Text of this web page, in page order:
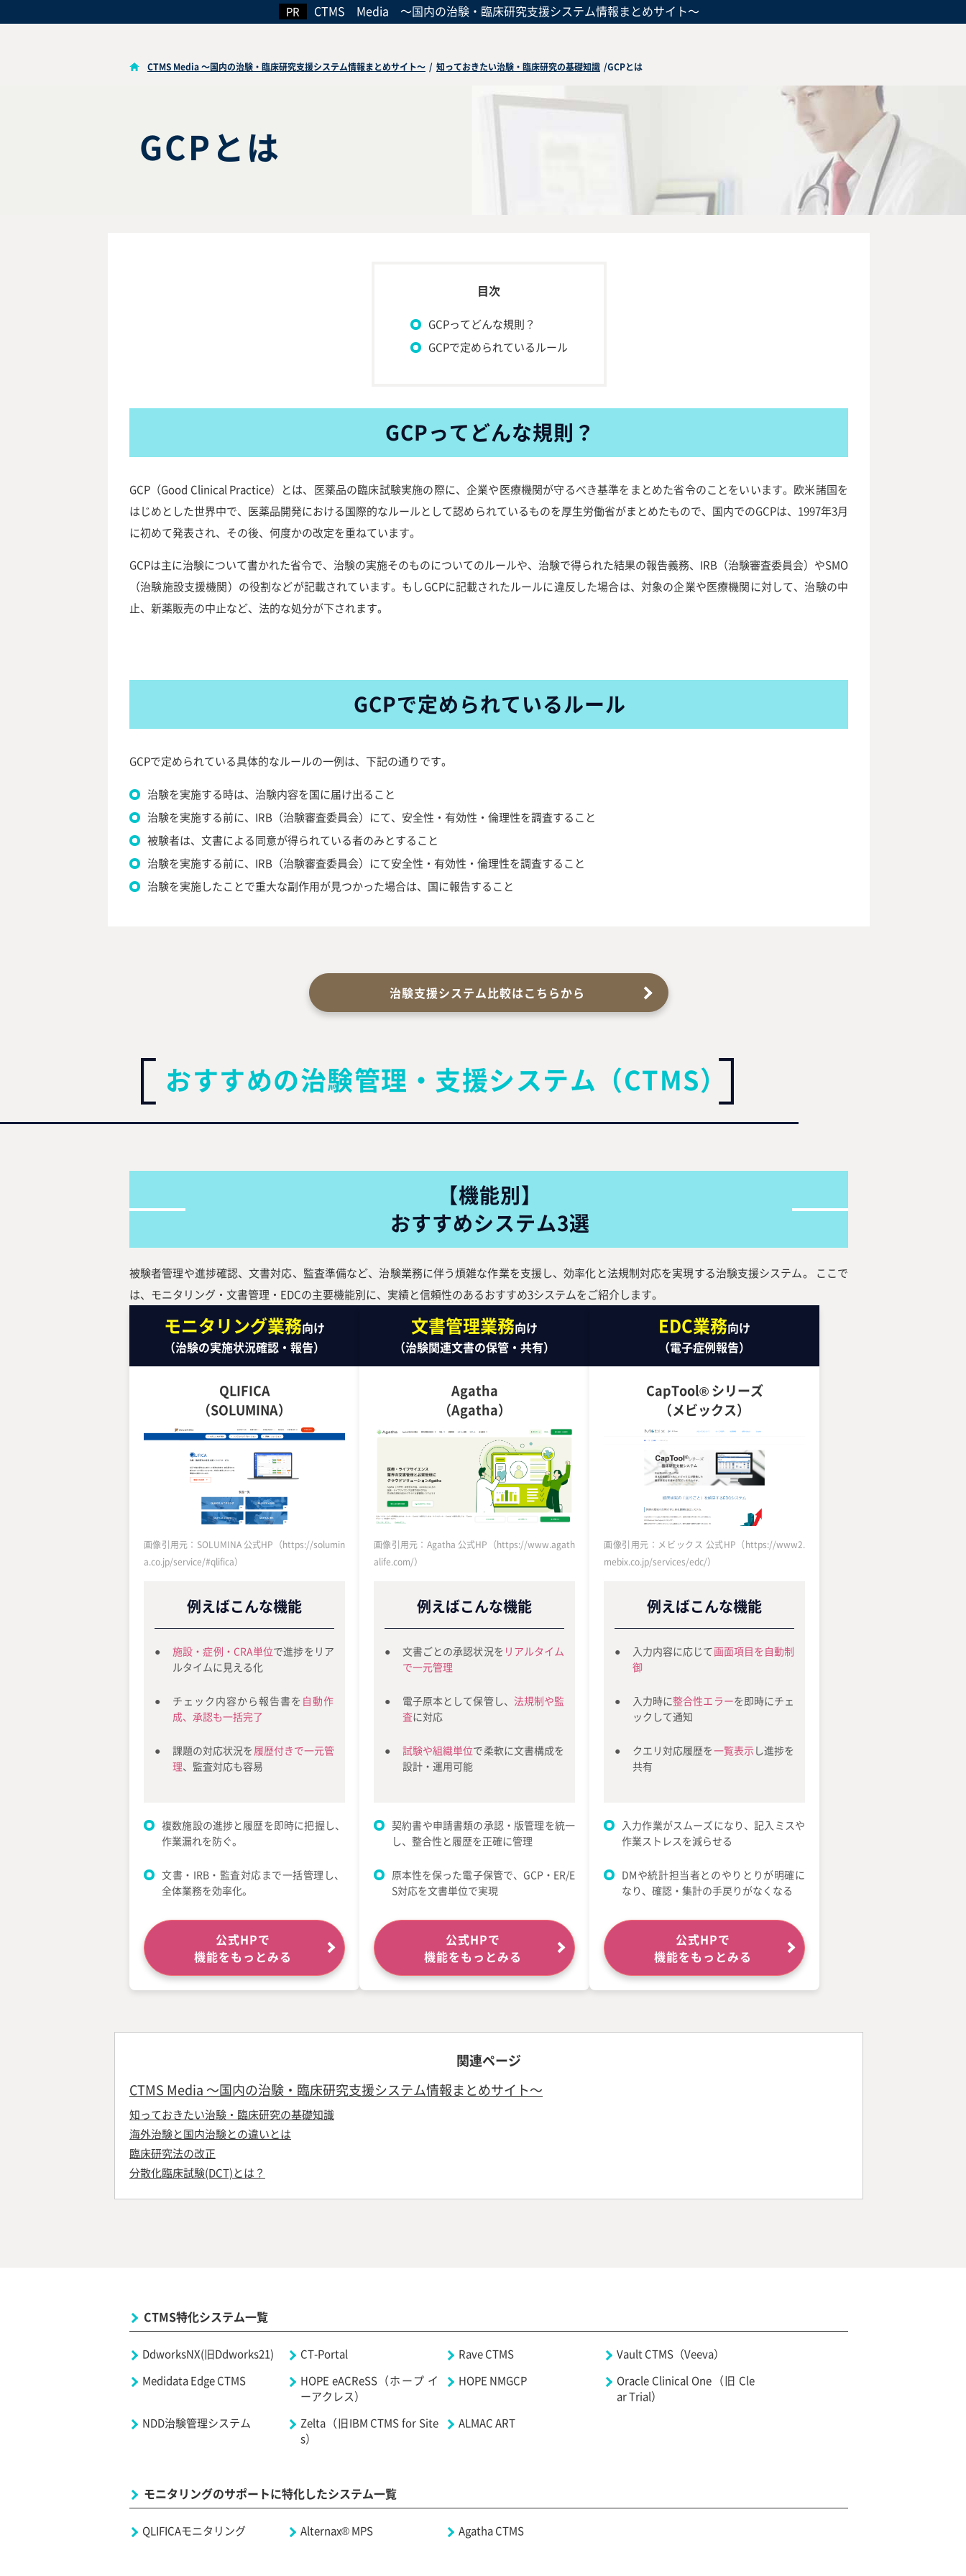
CTMS Media ～国内の治験・臨床研究支援システム情報まとめサイト～
CTMS Media ～国内の治験・臨床研究支援システム情報まとめサイト～ / 知っておきたい治験・臨床研究の基礎知識 /GCPとは
GCPとは
GCPってどんな規則？
GCPで定められているルール
GCPってどんな規則？
GCP（Good Clinical Practice）とは、医薬品の臨床試験実施の際に、企業や医療機関が守るべき基準をまとめた省令のことをいいます。欧米諸国を
はじめとした世界中で、医薬品開発における国際的なルールとして認められているものを厚生労働省がまとめたもので、国内でのGCPは、1997年3月
に初めて発表され、その後、何度かの改定を重ねています。
GCPは主に治験について書かれた省令で、治験の実施そのものについてのルールや、治験で得られた結果の報告義務、IRB（治験審査委員会）やSMO
（治験施設支援機関）の役割などが記載されています。もしGCPに記載されたルールに違反した場合は、対象の企業や医療機関に対して、治験の中
止、新薬販売の中止など、法的な処分が下されます。
GCPで定められているルール
GCPで定められている具体的なルールの一例は、下記の通りです。
治験を実施する時は、治験内容を国に届け出ること
治験を実施する前に、IRB（治験審査委員会）にて、安全性・有効性・倫理性を調査すること
被験者は、文書による同意が得られている者のみとすること
治験を実施する前に、IRB（治験審査委員会）にて安全性・有効性・倫理性を調査すること
治験を実施したことで重大な副作用が見つかった場合は、国に報告すること
治験支援システム比較はこちらから
おすすめの治験管理 ・支援システム （CTMS）
【機能別】
おすすめシステム3選
被験者管理や進捗確認、文書対応、監査準備など、治験業務に伴う煩雑な作業を支援し、効率化と法規制対応を実現する治験支援システム。 ここで
は、モニタリング・文書管理・EDCの主要機能別に、実績と信頼性のあるおすすめ3システムをご紹介します。
モニタリング業務向け
（治験の実施状況確認・報告）
QLIFICA
（SOLUMINA）
画像引用元：SOLUMINA 公式HP（https://solumin
a.co.jp/service/#qlifica）
例えばこんな機能
施設・症例・CRA単位で進捗をリア
ルタイムに見える化
チェック内容から報告書を 自動作
成、承認も一括完了
課題の対応状況を 履歴付きで一元管
理、監査対応も容易
複数施設の進捗と履歴を即時に把握し、
作業漏れを防ぐ。
文書・IRB・監査対応まで一括管理し、
全体業務を効率化。
公式HPで
機能をもっとみる
文書管理業務向け
（治験関連文書の保管・共有）
Agatha
（Agatha）
画像引用元：Agatha 公式HP（https://www.agath
alife.com/）
例えばこんな機能
文書ごとの承認状況を リアルタイム
で一元管理
電子原本として保管し、 法規制や監
査に対応
試験や組織単位で柔軟に文書構成を
設計・運用可能
契約書や申請書類の承認・版管理を統一
し、整合性と履歴を正確に管理
原本性を保った電子保管で、GCP・ER/E
S対応を文書単位で実現
公式HPで
機能をもっとみる
EDC業務向け
（電子症例報告）
CapTool® シリーズ
（メビックス）
画像引用元：メビックス 公式HP（https://www2.
mebix.co.jp/services/edc/）
例えばこんな機能
入力内容に応じて画面項目を自動制
御
入力時に整合性エラーを即時にチェ
ックして通知
クエリ対応履歴を一覧表示 し進捗を
共有
入力作業がスムーズになり、記入ミスや
作業ストレスを減らせる
DMや統計担当者とのやりとりが明確に
なり、確認・集計の手戻りがなくなる
公式HPで
機能をもっとみる
関連ページ
CTMS Media ～国内の治験・臨床研究支援システム情報まとめサイト～
知っておきたい治験・臨床研究の基礎知識
海外治験と国内治験との違いとは
臨床研究法の改正
分散化臨床試験(DCT)とは？
CTMS特化システム一覧
DdworksNX(旧Ddworks21) CT-Portal Rave CTMS
Vault CTMS（Veeva）
Medidata Edge CTMS
HOPE eACReSS（ホープ イ
ーアクレス）
HOPE NMGCP
Oracle Clinical One（旧 Cle
ar Trial）
NDD治験管理システム
Zelta（旧IBM CTMS for Site
s）
ALMAC ART
モニタリングのサポートに特化したシステム一覧
QLIFICAモニタリング Alternax® MPS Agatha CTMS